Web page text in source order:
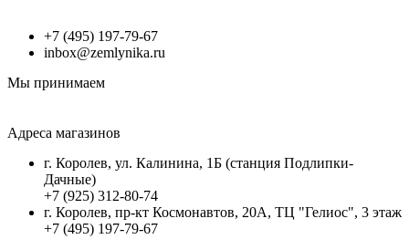
+7 (495) 197-79-67
inbox@zemlynika.ru
Мы принимаем
Адреса магазинов
г. Королев, ул. Калинина, 1Б (станция Подлипки-
Дачные)
+7 (925) 312-80-74
г. Королев, пр-кт Космонавтов, 20А, ТЦ "Гелиос", 3 этаж
+7 (495) 197-79-67